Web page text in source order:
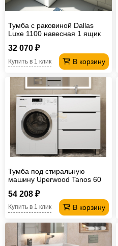
Тумба с раковиной Dallas
Luxe 1100 навесная 1 ящик
32 070 ₽
В корзину
Купить в 1 клик
Тумба под стиральную
машину Uperwood Tanos 60
белая/графит
54 208 ₽
В корзину
Купить в 1 клик